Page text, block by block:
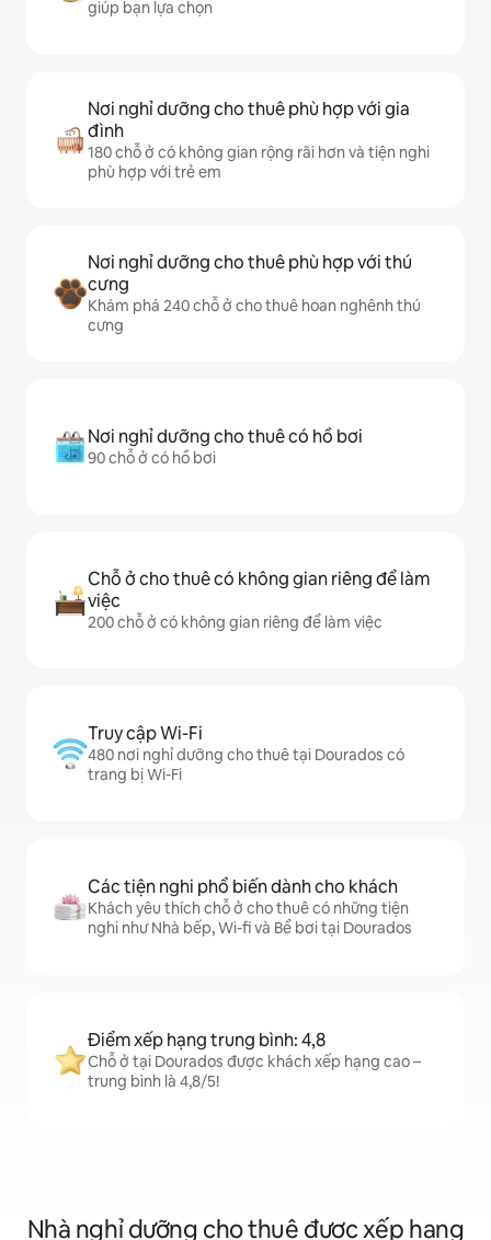
giúp bạn lựa chọn
Nơi nghỉ dưỡng cho thuê phù hợp với gia
đình
180 chỗ ở có không gian rộng rãi hơn và tiện nghi
phù hợp với trẻ em
Nơi nghỉ dưỡng cho thuê phù hợp với thú
cưng
Khám phá 240 chỗ ở cho thuê hoan nghênh thú
cưng
Nơi nghỉ dưỡng cho thuê có hồ bơi
90 chỗ ở có hồ bơi
Chỗ ở cho thuê có không gian riêng để làm
việc
200 chỗ ở có không gian riêng để làm việc
Truy cập Wi-Fi
480 nơi nghỉ dưỡng cho thuê tại Dourados có
trang bị Wi-Fi
Các tiện nghi phổ biến dành cho khách
Khách yêu thích chỗ ở cho thuê có những tiện
nghi như Nhà bếp, Wi-fi và Bể bơi tại Dourados
Điểm xếp hạng trung bình: 4,8
Chỗ ở tại Dourados được khách xếp hạng cao –
trung bình là 4,8/5!
Nhà nghỉ dưỡng cho thuê được xếp hạng